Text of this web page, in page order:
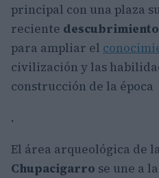
principal con una plaza
reciente descubrimiento
para ampliar el
civilización y las
construcción de la época
.
El área arqueológica de
Chupacigarro se une a la